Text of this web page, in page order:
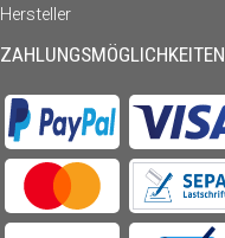
Hersteller
ZAHLUNGSMÖGLICHKEITEN